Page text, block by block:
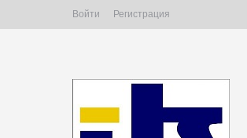
Войти Регистрация